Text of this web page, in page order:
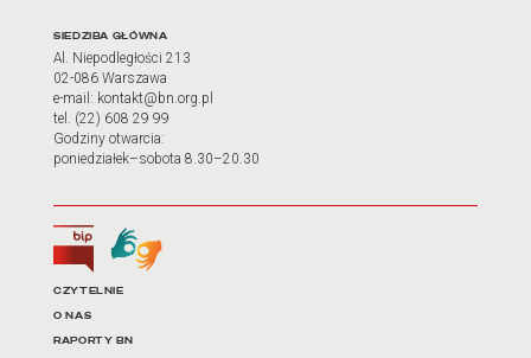
Adres oraz godziny
SIEDZIBA GŁÓWNA
Al. Niepodległości 213
02-086 Warszawa
e-mail: kontakt@bn.org.pl
tel. (22) 608 29 99
Godziny otwarcia:
poniedziałek–sobota 8.30–20.30
Biuletyn Informacji Publicznej
Tłumacz języka migowego
Linki do najważniejszych
CZYTELNIE
O NAS
RAPORTY BN